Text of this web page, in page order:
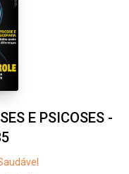
E PSICOSES -